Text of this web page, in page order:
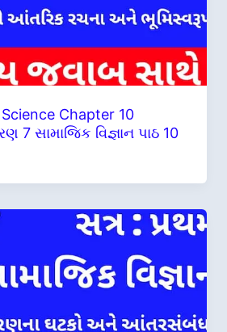
Chapter 10
7 સામાજિક વિજ્ઞાન પાઠ 10